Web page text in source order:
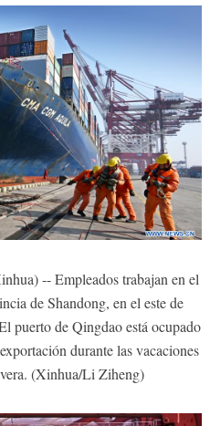
-- Empleados trabajan en el
de Shandong, en el este de
puerto de Qingdao está ocupado
durante las vacaciones
(Xinhua/Li Ziheng)